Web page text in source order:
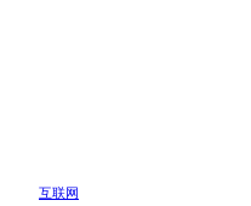
互联网